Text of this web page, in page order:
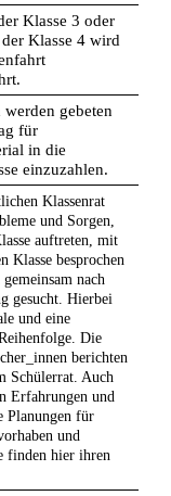
Klasse 3 oder
Klasse 4 wird
gebeten
für
in die
einzuzahlen.
Klassenrat
und Sorgen,
auftreten, mit
Klasse besprochen
nach
gesucht. Hierbei
und eine
Die
berichten
Schülerrat. Auch
Erfahrungen und
Planungen für
und
finden hier ihren